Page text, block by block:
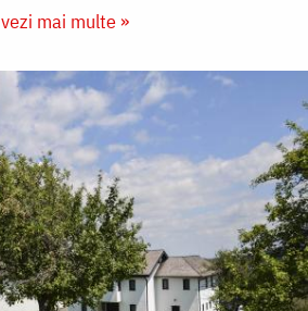
vezi mai multe »